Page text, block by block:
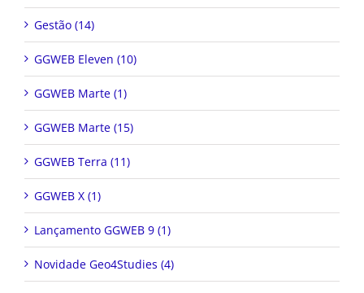
Gestão (14)
GGWEB Eleven (10)
GGWEB Marte (1)
GGWEB Marte (15)
GGWEB Terra (11)
GGWEB X (1)
Lançamento GGWEB 9 (1)
Novidade Geo4Studies (4)